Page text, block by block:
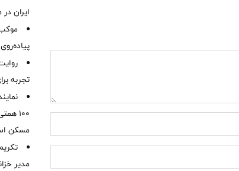
ایران
تجربه
۱۰۰
مسکن
مدیر